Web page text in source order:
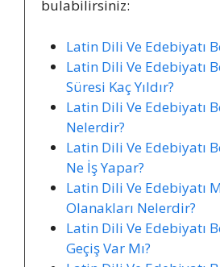
bulabilirsiniz:
Latin Dili Ve Edebiyatı
Latin Dili Ve Edebiyatı
Süresi Kaç Yıldır?
Latin Dili Ve Edebiyatı
Nelerdir?
Latin Dili Ve Edebiyatı
Ne İş Yapar?
Latin Dili Ve Edebiyatı
Olanakları Nelerdir?
Latin Dili Ve Edebiyatı
Geçiş Var Mı?